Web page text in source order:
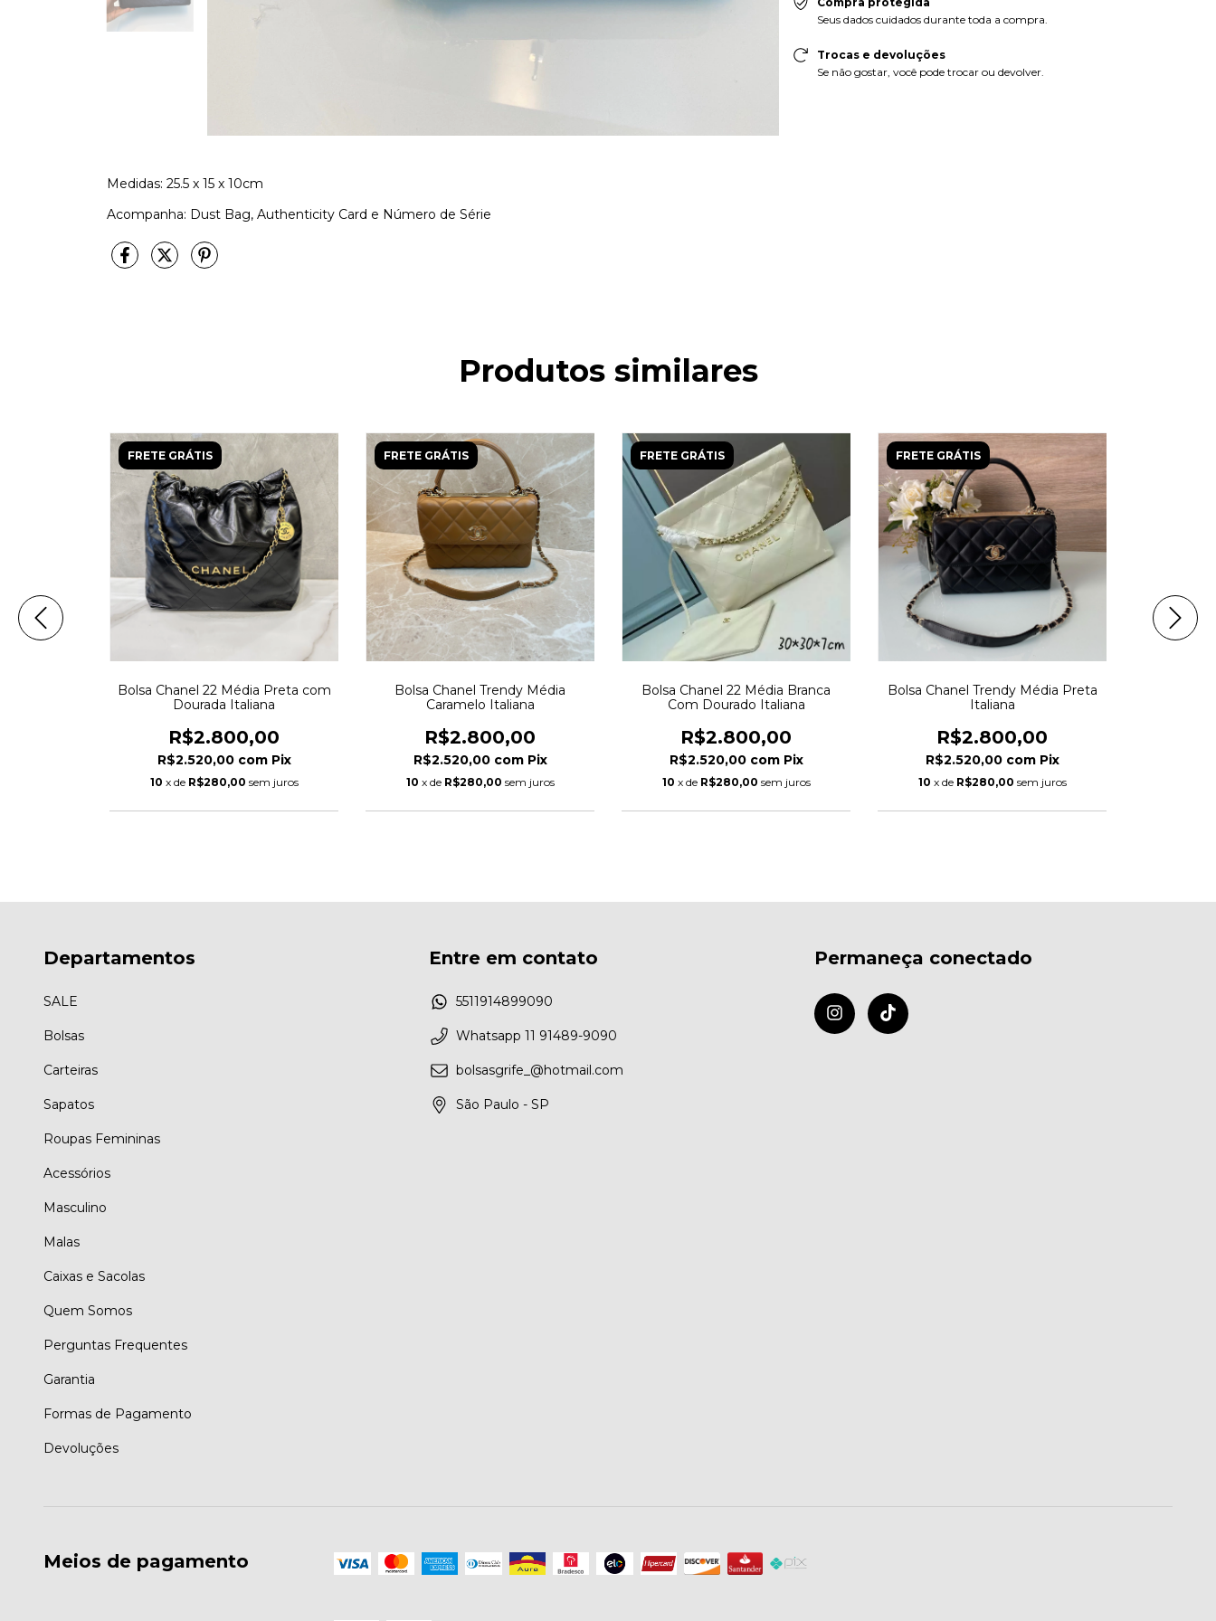
Medidas: 25.5 x 15 x 10cm
Acompanha: Dust Bag, Authenticity Card e Número de Série
Seus dados cuidados durante toda a compra.
Trocas e devoluções
Se não gostar, você pode trocar ou devolver.
Produtos similares
FRETE GRÁTIS
Bolsa Chanel 22 Média Preta com
Dourada Italiana
R$2.800,00
R$2.520,00 com Pix
10 x de R$280,00 sem juros
FRETE GRÁTIS
Bolsa Chanel Trendy Média
Caramelo Italiana
R$2.800,00
R$2.520,00 com Pix
10 x de R$280,00 sem juros
FRETE GRÁTIS
Bolsa Chanel 22 Média Branca
Com Dourado Italiana
R$2.800,00
R$2.520,00 com Pix
10 x de R$280,00 sem juros
FRETE GRÁTIS
Bolsa Chanel Trendy Média Preta
Italiana
R$2.800,00
R$2.520,00 com Pix
10 x de R$280,00 sem juros
Departamentos
SALE
Bolsas
Carteiras
Sapatos
Roupas Femininas
Acessórios
Masculino
Malas
Caixas e Sacolas
Quem Somos
Perguntas Frequentes
Garantia
Formas de Pagamento
Devoluções
Entre em contato
5511914899090
Whatsapp 11 91489-9090
bolsasgrife_@hotmail.com
São Paulo - SP
Permaneça conectado
Meios de pagamento